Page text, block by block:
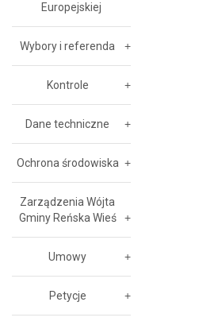
Europejskiej
Wybory i referenda
Kontrole
Dane techniczne
Ochrona środowiska
Zarządzenia Wójta
Gminy Reńska Wieś
Umowy
Petycje